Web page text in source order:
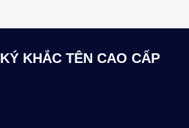
KHẮC TÊN CAO CẤP